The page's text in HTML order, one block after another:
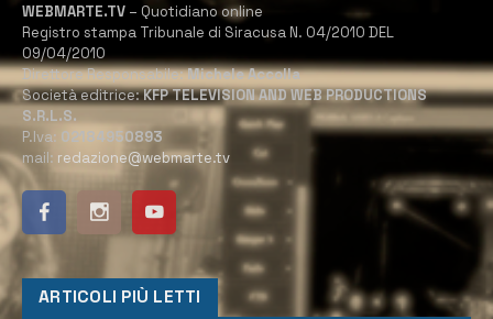
WEBMARTE.TV – Quotidiano online
Registro stampa Tribunale di Siracusa N. 04/2010 DEL
09/04/2010
Direttore Responsabile:Michele Accolla
Società editrice:KFP TELEVISION AND WEB PRODUCTIONS
S.R.L.S.
P.Iva: 02184950893
mail: redazione@webmarte.tv
ARTICOLI PIÙ LETTI